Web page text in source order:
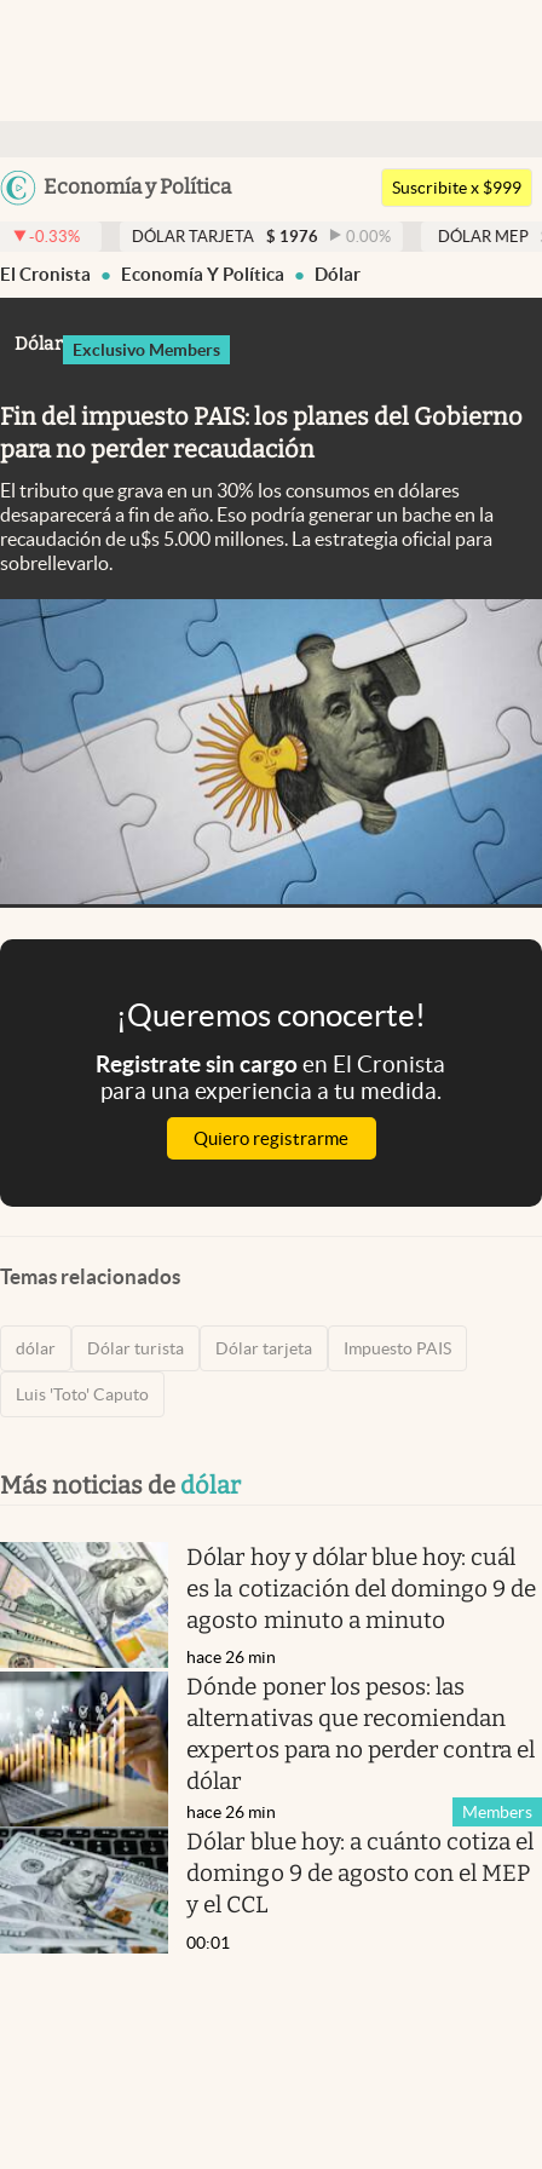
Argentina
Economía y Política
Members
Economía y Política
Finanzas y Mercados
Columnistas
Otras secciones
Apertura
Infotechnology
Clase
Mundial 2026
Eventos Corporativos
El Cronista Studio
abre en nueva pestaña
Argentina
Suscribite x $999
DÓLAR TARJETA $ 1976 0.00% DÓLAR MEP $ 1526,03
El Cronista Economía Y Política Dólar
Dólar Exclusivo Members
Fin del impuesto PAIS: los planes del Gobierno
para no perder recaudación
El tributo que grava en un 30% los consumos en dólares
desaparecerá a fin de año. Eso podría generar un bache en la
recaudación de u$s 5.000 millones. La estrategia oficial para
sobrellevarlo.
¡Queremos conocerte!
Registrate sin cargoen El Cronista
para una experiencia a tu medida.
Quiero registrarme
Temas relacionados
dólar Dólar turista Dólar tarjeta Impuesto PAIS
Luis 'Toto' Caputo
Más noticias de dólar
Dólar hoy y dólar blue hoy: cuál
es la cotización del domingo 9 de
agosto minuto a minuto
hace 26 min
Dónde poner los pesos: las
alternativas que recomiendan
expertos para no perder contra el
dólar
Members
hace 26 min
Dólar blue hoy: a cuánto cotiza el
domingo 9 de agosto con el MEP
y el CCL
00:01